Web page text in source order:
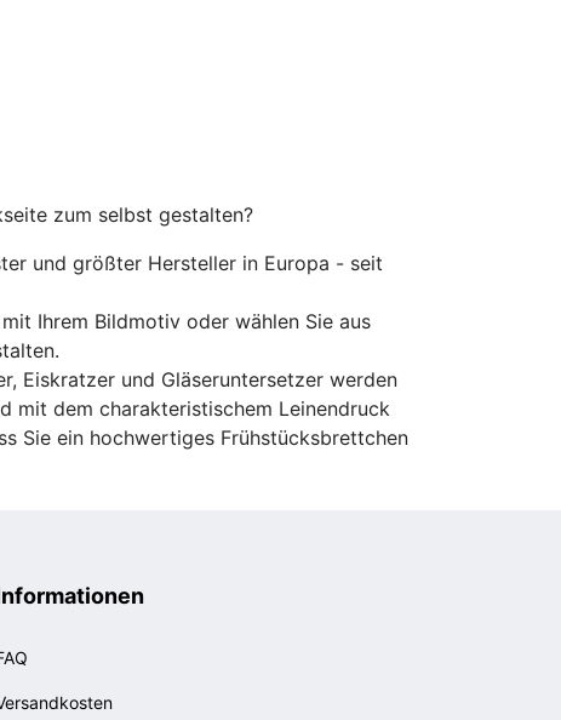
zum selbst gestalten?
und größter Hersteller in Europa - seit
Ihrem Bildmotiv oder wählen Sie aus
Eiskratzer und Gläseruntersetzer werden
mit dem charakteristischem Leinendruck
Sie ein hochwertiges Frühstücksbrettchen